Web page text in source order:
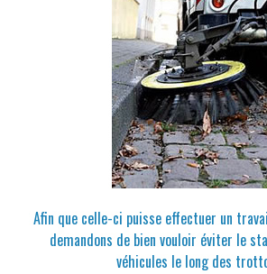
Afin que celle-ci puisse effectuer un
demandons de bien vouloir éviter le
véhicules le long des